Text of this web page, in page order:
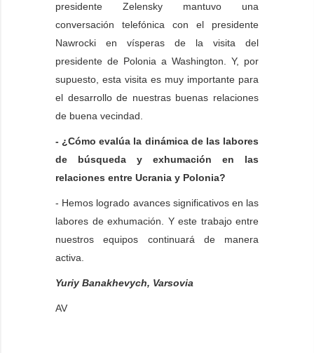
presidente Zelensky mantuvo una
conversación telefónica con el presidente
Nawrocki en vísperas de la visita del
presidente de Polonia a Washington. Y, por
supuesto, esta visita es muy importante para
el desarrollo de nuestras buenas relaciones
de buena vecindad.
- ¿Cómo evalúa la dinámica de las labores
de búsqueda y exhumación en las
relaciones entre Ucrania y Polonia?
- Hemos logrado avances significativos en las
labores de exhumación. Y este trabajo entre
nuestros equipos continuará de manera
activa.
Yuriy Banakhevych, Varsovia
AV